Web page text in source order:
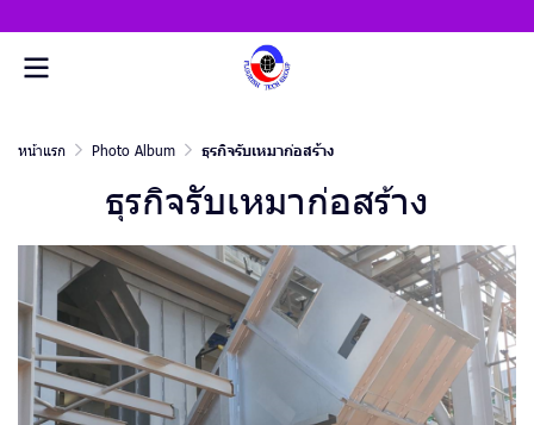
หน้าแรก Photo Album ธุรกิจรับเหมาก่อสร้าง
ธุรกิจรับเหมาก่อสร้าง